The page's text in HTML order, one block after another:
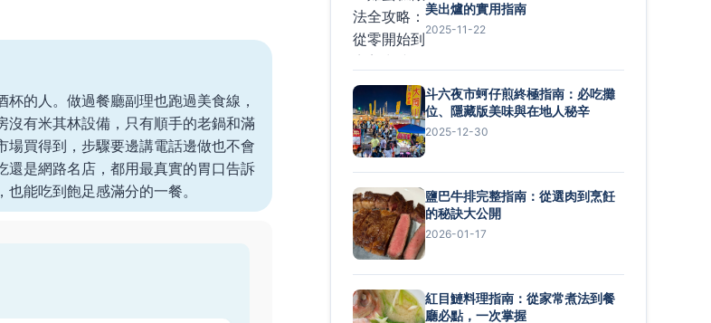
的人。做過餐廳副理也跑過美食線，
沒有米其林設備，只有順手的老鍋和滿
買得到，步驟要邊講電話邊做也不會
還是網路名店，都用最真實的胃口告訴
能吃到飽足感滿分的一餐。
美出爐的實用指南
2025-11-22
斗六夜市蚵仔煎終極指南：必吃攤
位、隱藏版美味與在地人秘辛
2025-12-30
鹽巴牛排完整指南：從選肉到烹飪
的秘訣大公開
2026-01-17
紅目鰱料理指南：從家常煮法到餐
廳必點，一次掌握